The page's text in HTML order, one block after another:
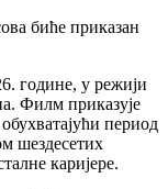
биће приказан
године, у режији
Филм приказује
период
шездесетих
каријере.